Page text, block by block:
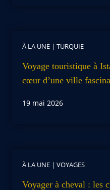
À LA UNE | TURQUIE
Voyage touristique à
cœur d’une ville
19 mai 2026
À LA UNE | VOYAGES
Voyager à cheval : les